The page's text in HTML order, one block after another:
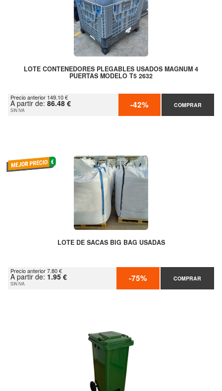
LOTE CONTENEDORES PLEGABLES USADOS MAGNUM 4
PUERTAS MODELO T5 2632
Precio anterior 149.10 €
A partir de: 86.48 €
SIN IVA -42% COMPRAR
LOTE DE SACAS BIG BAG USADAS
Precio anterior 7.80 €
A partir de: 1.95 €
SIN IVA -75% COMPRAR